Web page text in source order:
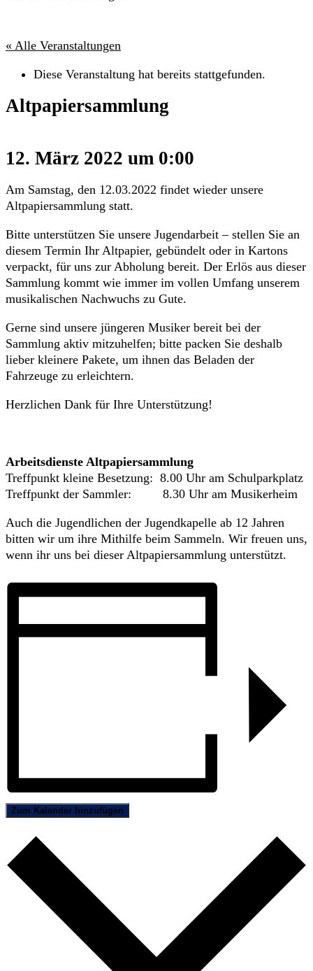
« Alle Veranstaltungen
Diese Veranstaltung hat bereits stattgefunden.
Altpapiersammlung
12. März 2022 um 0:00
Am Samstag, den 12.03.2022 findet wieder unsere
Altpapiersammlung statt.
Bitte unterstützen Sie unsere Jugendarbeit – stellen Sie an
diesem Termin Ihr Altpapier, gebündelt oder in Kartons
verpackt, für uns zur Abholung bereit. Der Erlös aus dieser
Sammlung kommt wie immer im vollen Umfang unserem
musikalischen Nachwuchs zu Gute.
Gerne sind unsere jüngeren Musiker bereit bei der
Sammlung aktiv mitzuhelfen; bitte packen Sie deshalb
lieber kleinere Pakete, um ihnen das Beladen der
Fahrzeuge zu erleichtern.
Herzlichen Dank für Ihre Unterstützung!
Arbeitsdienste Altpapiersammlung
Treffpunkt kleine Besetzung: 8.00 Uhr am Schulparkplatz
Treffpunkt der Sammler: 8.30 Uhr am Musikerheim
Auch die Jugendlichen der Jugendkapelle ab 12 Jahren
bitten wir um ihre Mithilfe beim Sammeln. Wir freuen uns,
wenn ihr uns bei dieser Altpapiersammlung unterstützt.
Zum Kalender hinzufügen